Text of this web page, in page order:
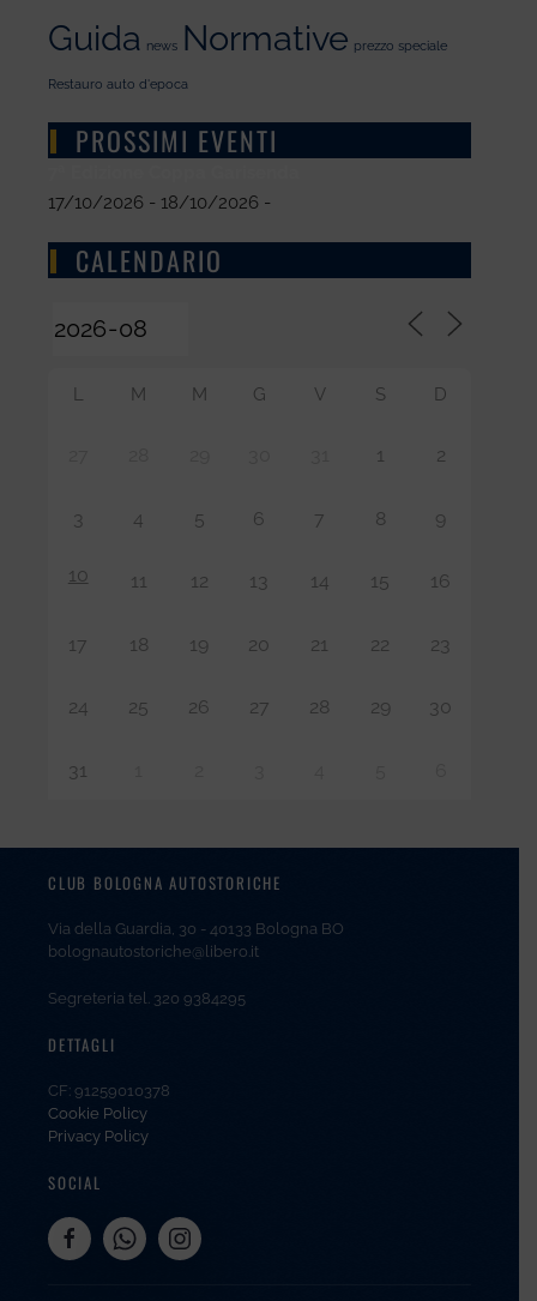
Guida news Normative prezzo speciale
Restauro auto d'epoca
PROSSIMI EVENTI
17/10/2026 - 18/10/2026 -
CALENDARIO
L M M G V S D
1 2
3 4 5 6 7 8 9
10 11 12 13 14 15 16
17 18 19 20 21 22 23
24 25 26 27 28 29 30
31
CLUB BOLOGNA AUTOSTORICHE
Via della Guardia, 30 - 40133 Bologna BO
bolognautostoriche@libero.it
Segreteria tel. 320 9384295
DETTAGLI
CF: 91259010378
Cookie Policy
Privacy Policy
SOCIAL